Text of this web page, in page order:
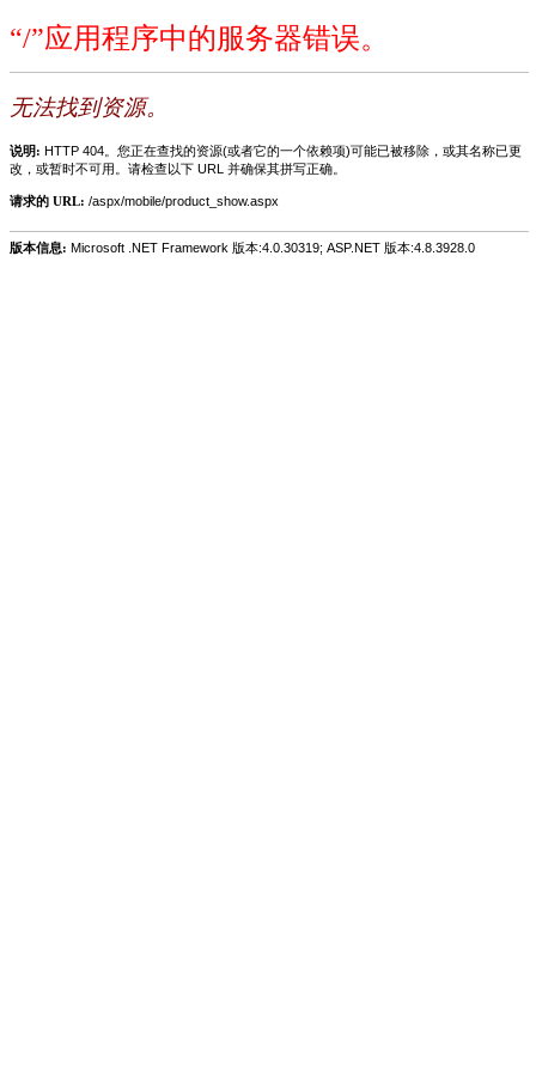
“/”应用程序中的服务器错误。
无法找到资源。
说明: HTTP 404。您正在查找的资源(或者它的一个依赖项)可能已被移除，或其名称已更
改，或暂时不可用。请检查以下 URL 并确保其拼写正确。
请求的 URL: /aspx/mobile/product_show.aspx
版本信息: Microsoft .NET Framework 版本:4.0.30319; ASP.NET 版本:4.8.3928.0